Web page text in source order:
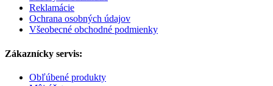
Reklamácie
Ochrana osobných údajov
Všeobecné obchodné podmienky
Zákaznícky servis:
Obľúbené produkty